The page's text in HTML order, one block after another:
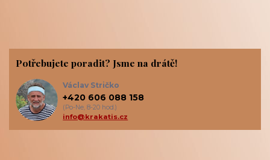
Potřebujete poradit? Jsme na drátě!
Václav Stričko
+420 606 088 158
(Po-Ne, 8-20 hod.)
info@krakatis.cz